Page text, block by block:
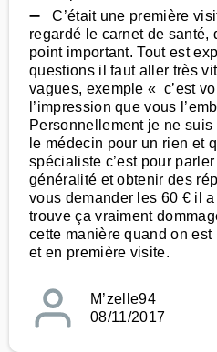
➖ C’était une première
regardé le carnet de santé,
point important. Tout est
questions il faut aller très
vagues, exemple « c’est
l’impression que vous
Personnellement je ne
le médecin pour un rien et
spécialiste c’est pour
généralité et obtenir des
vous demander les 60 € il
trouve ça vraiment
cette manière quand on
et en première visite.
M’zelle94
08/11/2017